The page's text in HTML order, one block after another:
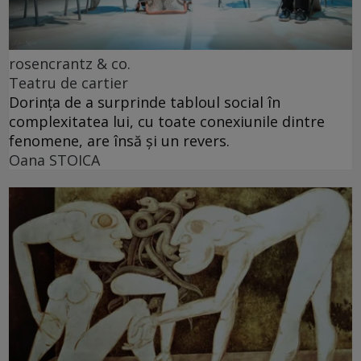
rosencrantz & co.
Teatru de cartier
Dorința de a surprinde tabloul social în
complexitatea lui, cu toate conexiunile dintre
fenomene, are însă și un revers.
Oana STOICA